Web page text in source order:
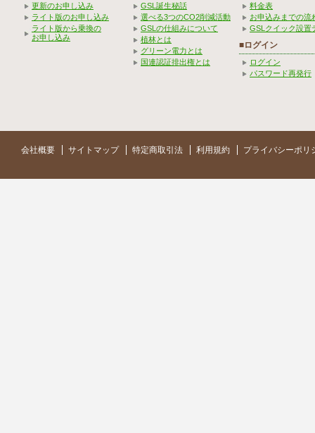
更新のお申し込み
ライト版のお申し込み
ライト版から乗換の
お申し込み
GSL誕生秘話
選べる3つのCO2削減活動
GSLの仕組みについて
植林とは
グリーン電力とは
国連認証排出権とは
料金表
お申込みまでの流
GSLクイック設置
■ログイン
ログイン
パスワード再発行
会社概要 サイトマップ 特定商取引法 利用規約 プライバシーポリ